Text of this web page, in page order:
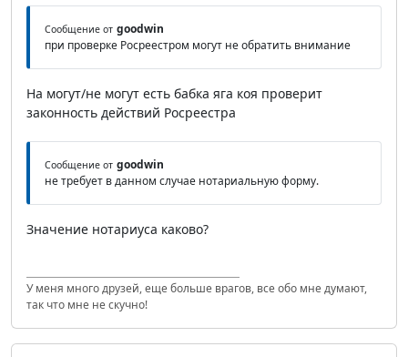
Сообщение от goodwin
при проверке Росреестром могут не обратить внимание
На могут/не могут есть бабка яга коя проверит
законность действий Росреестра
Сообщение от goodwin
не требует в данном случае нотариальную форму.
Значение нотариуса каково?
У меня много друзей, еще больше врагов, все обо мне думают,
так что мне не скучно!